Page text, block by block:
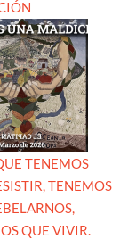
TENEMOS
TENEMOS
QUE VIVIR.